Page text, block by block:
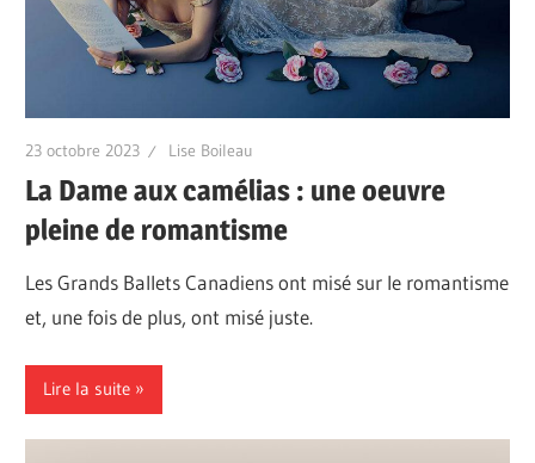
23 octobre 2023 Lise Boileau
La Dame aux camélias : une oeuvre
pleine de romantisme
Les Grands Ballets Canadiens ont misé sur le romantisme
et, une fois de plus, ont misé juste.
Lire la suite